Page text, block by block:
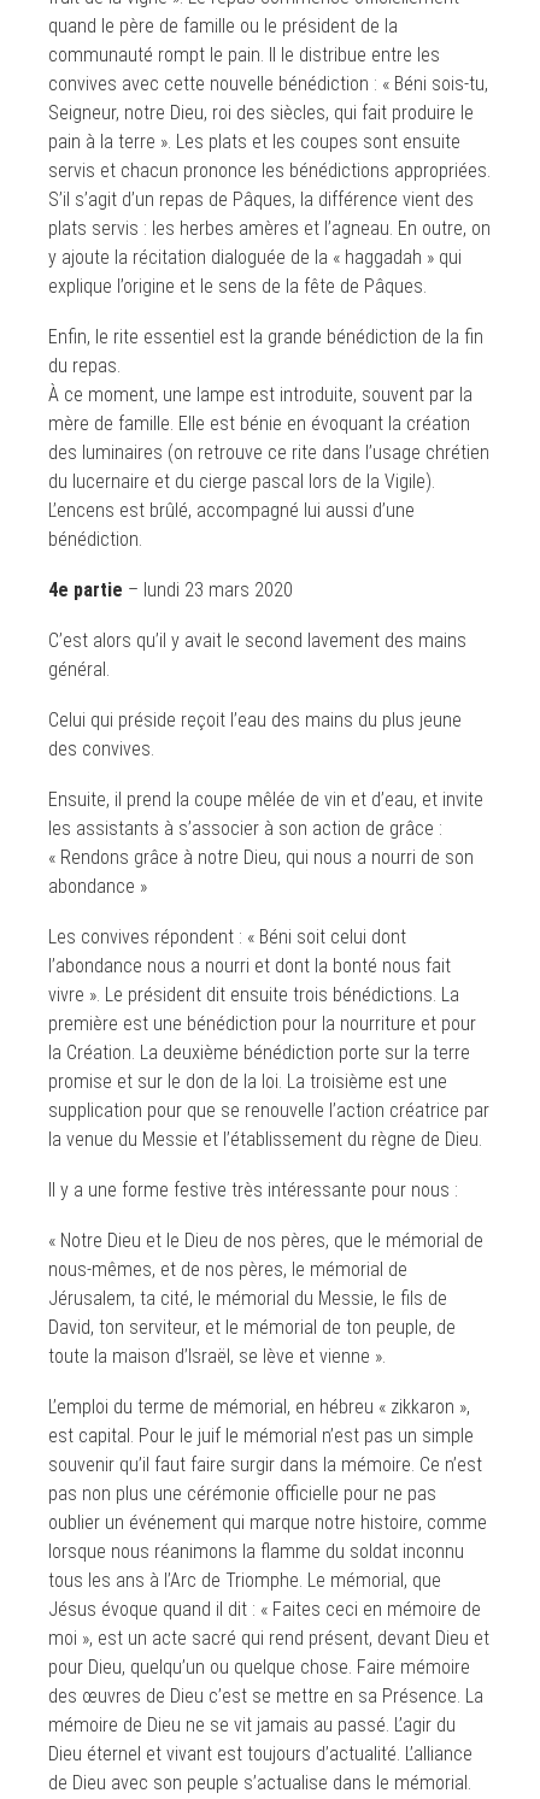
quand le père de famille ou le président de la
communauté rompt le pain. Il le distribue entre les
convives avec cette nouvelle bénédiction : « Béni sois-tu,
Seigneur, notre Dieu, roi des siècles, qui fait produire le
pain à la terre ». Les plats et les coupes sont ensuite
servis et chacun prononce les bénédictions appropriées.
S’il s’agit d’un repas de Pâques, la différence vient des
plats servis : les herbes amères et l’agneau. En outre, on
y ajoute la récitation dialoguée de la « haggadah » qui
explique l’origine et le sens de la fête de Pâques.
Enfin, le rite essentiel est la grande bénédiction de la fin
du repas.
À ce moment, une lampe est introduite, souvent par la
mère de famille. Elle est bénie en évoquant la création
des luminaires (on retrouve ce rite dans l’usage chrétien
du lucernaire et du cierge pascal lors de la Vigile).
L’encens est brûlé, accompagné lui aussi d’une
bénédiction.
4e partie – lundi 23 mars 2020
C’est alors qu’il y avait le second lavement des mains
général.
Celui qui préside reçoit l’eau des mains du plus jeune
des convives.
Ensuite, il prend la coupe mêlée de vin et d’eau, et invite
les assistants à s’associer à son action de grâce :
« Rendons grâce à notre Dieu, qui nous a nourri de son
abondance »
Les convives répondent : « Béni soit celui dont
l’abondance nous a nourri et dont la bonté nous fait
vivre ». Le président dit ensuite trois bénédictions. La
première est une bénédiction pour la nourriture et pour
la Création. La deuxième bénédiction porte sur la terre
promise et sur le don de la loi. La troisième est une
supplication pour que se renouvelle l’action créatrice par
la venue du Messie et l’établissement du règne de Dieu.
Il y a une forme festive très intéressante pour nous :
« Notre Dieu et le Dieu de nos pères, que le mémorial de
nous-mêmes, et de nos pères, le mémorial de
Jérusalem, ta cité, le mémorial du Messie, le fils de
David, ton serviteur, et le mémorial de ton peuple, de
toute la maison d’Israël, se lève et vienne ».
L’emploi du terme de mémorial, en hébreu « zikkaron »,
est capital. Pour le juif le mémorial n’est pas un simple
souvenir qu’il faut faire surgir dans la mémoire. Ce n’est
pas non plus une cérémonie officielle pour ne pas
oublier un événement qui marque notre histoire, comme
lorsque nous réanimons la flamme du soldat inconnu
tous les ans à l’Arc de Triomphe. Le mémorial, que
Jésus évoque quand il dit : « Faites ceci en mémoire de
moi », est un acte sacré qui rend présent, devant Dieu et
pour Dieu, quelqu’un ou quelque chose. Faire mémoire
des œuvres de Dieu c’est se mettre en sa Présence. La
mémoire de Dieu ne se vit jamais au passé. L’agir du
Dieu éternel et vivant est toujours d’actualité. L’alliance
de Dieu avec son peuple s’actualise dans le mémorial.